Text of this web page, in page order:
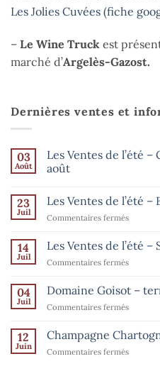
Les Jolies Cuvées (fiche
– Le Wine Truck est
marché d’Argelès-Gazost.
Dernières ventes et
03
Août
Les Ventes de l’été –
août
sur
Ventes
–
–
15
août
23
Juil
Les Ventes de l’été
Commentaires ferméssur
Ventes
de
l’été
14
Juil
Les Ventes de l’été
Commentaires ferméssur
Ventes
de
l’été
04
Juil
Domaine Goisot –
Commentaires ferméssur
Goisot
–
terminé
12
Juin
Champagne
Commentaires ferméssur